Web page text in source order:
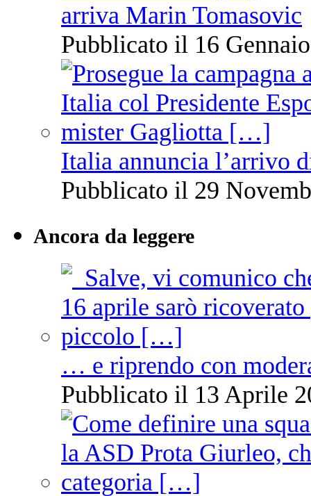
arriva Marin Tomasovic
Pubblicato il 16
Italia annuncia l’arrivo
Pubblicato il 29
Ancora da leggere
… e riprendo con
Pubblicato il 13 Aprile